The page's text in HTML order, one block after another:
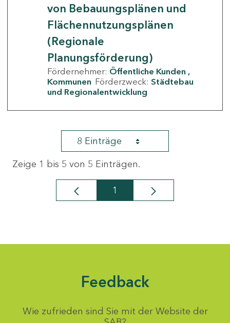
von Bebauungsplänen und
Flächennutzungsplänen
(Regionale
Planungsförderung)
Fördernehmer: Öffentliche Kunden
Kommunen Förderzweck: Städtebau
und Regionalentwicklung
8 Einträge
Zeige 1 bis 5 von 5 Einträgen.
Seite
1
Feedback
Wie zufrieden sind Sie mit der Website der